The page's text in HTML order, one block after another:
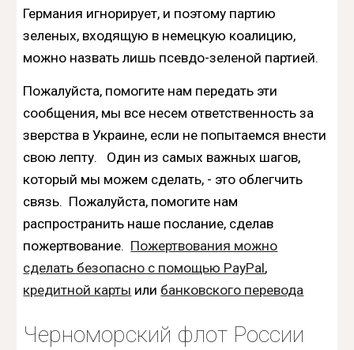
Германия игнорирует, и поэтому партию
зеленых, входящую в немецкую коалицию,
можно назвать лишь псевдо-зеленой партией.
Пожалуйста, помогите нам передать эти
сообщения, мы все несем ответственность за
зверства в Украине, если не попытаемся внести
свою лепту. Один из самых важных шагов,
который мы можем сделать, - это облегчить
связь. Пожалуйста, помогите нам
распространить наше послание, сделав
пожертвование. Пожертвования можно
сделать безопасно с помощью PayPal,
кредитной карты или банковского перевода
Черноморский флот России